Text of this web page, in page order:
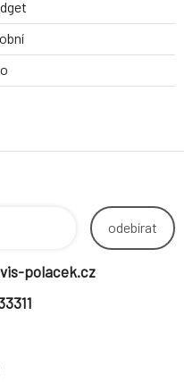
odebírat
polacek.cz